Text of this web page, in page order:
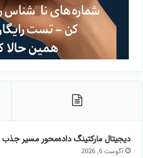
دیجیتال مارکتینگ داده‌محور مسیر
آگوست 6, 2026